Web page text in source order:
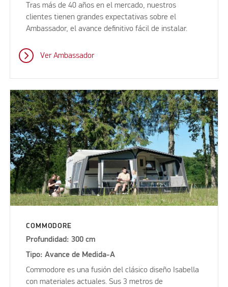
estructuras
Consejos y trucos
Tras más de 40 años en el mercado, nuestros
clientes tienen grandes expectativas sobre el
Ambassador, el avance definitivo fácil de instalar.
Ver Ambassador
COMMODORE
Profundidad: 300 cm
Tipo: Avance de Medida-A
Commodore es una fusión del clásico diseño Isabella
con materiales actuales. Sus 3 metros de